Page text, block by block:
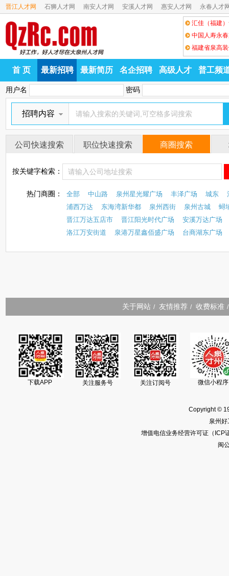
晋江人才网 石狮人才网 南安人才网 安溪人才网 惠安人才网 永春人才
汇佳（福建
中国人寿永
福建省泉高
首 页 最新招聘 最新简历 名企招聘 高级人才 普工频
用户名 密码
招聘内容
公司快速搜索 职位快速搜索 商圈搜索
按关键字检索：
热门商圈： 全部 中山路 泉州星光耀广场 丰泽广场 城东
浦西万达
东海湾新华都 泉州西街 泉州古城
蟳
晋江万达五店市
晋江阳光时代广场
安溪万达广场
洛江万安街道
泉港万星鑫佰盛广场 台商湖东广场
关于网站 / 友情推荐 / 收费标准 /
下载APP 关注服务号 关注订阅号 微信小程序
Copyright ©
泉州
增值电信业务经营许可证（ICP
闽